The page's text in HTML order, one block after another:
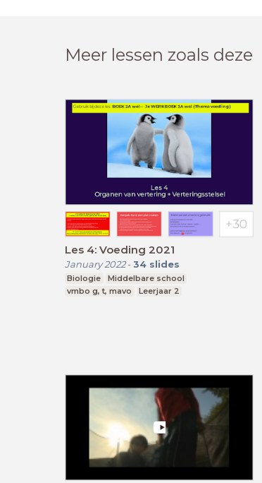
Meer lessen zoals deze
Les 4: Voeding 2021
January 2022- 34 slides
Biologie
Middelbare school
vmbo g, t, mavo
Leerjaar 2